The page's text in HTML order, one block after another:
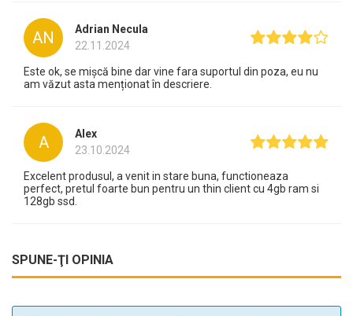
AN
Adrian Necula
22.11.2024
Este ok, se mișcă bine dar vine fara suportul din poza, eu nu
am văzut asta menționat în descriere.
A
Alex
23.10.2024
Excelent produsul, a venit in stare buna, functioneaza
perfect, pretul foarte bun pentru un thin client cu 4gb ram si
128gb ssd.
SPUNE-ŢI OPINIA